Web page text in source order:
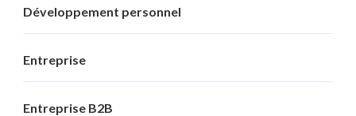
Développement personnel
Entreprise
Entreprise B2B